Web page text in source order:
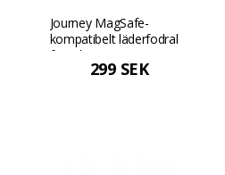
Journey MagSafe-
kompatibelt läderfodral
för iPhone 12 mini -
Mörkbrun299 SEK